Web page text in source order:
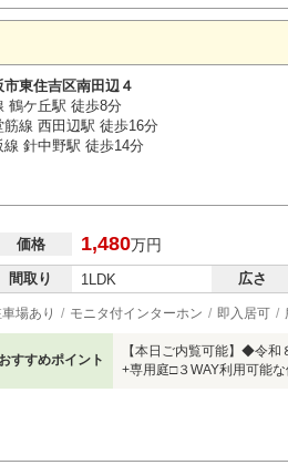
東住吉区南田辺４
鶴ケ丘駅 徒歩8分
筋線 西田辺駅 徒歩16分
線 針中野駅 徒歩14分
価格 1,480万円
間取り 1LDK 広さ
場あり モニタ付インターホン 即入居可
おすすめポイント
【本日ご内覧可能】◆令
+専用庭□３WAY利用可能